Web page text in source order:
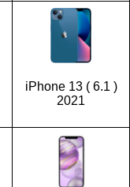
iPhone 13 ( 6.1 )
2021